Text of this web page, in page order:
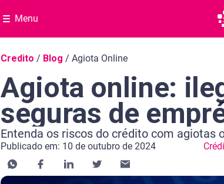
Menu
Navegação do blog
Credito / Blog / Agiota Online
Agiota online:
seguras de
Entenda os riscos do crédito com agiotas
Publicado em: 10 de outubro de 2024
Categoria Crédito
Tempo de leitura: 6 minutos